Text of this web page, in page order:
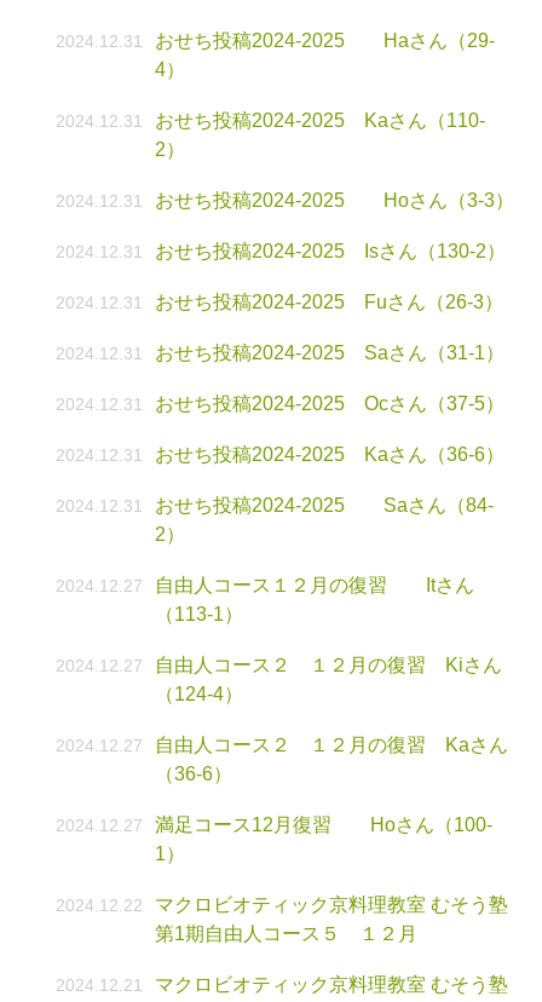
2024.12.31
おせち投稿2024-2025 Haさん（29-
4）
2024.12.31
おせち投稿2024-2025 Kaさん（110-
2）
2024.12.31 おせち投稿2024-2025 Hoさん（3-3）
2024.12.31 おせち投稿2024-2025 Isさん（130-2）
2024.12.31 おせち投稿2024-2025 Fuさん（26-3）
2024.12.31 おせち投稿2024-2025 Saさん（31-1）
2024.12.31 おせち投稿2024-2025 Ocさん（37-5）
2024.12.31 おせち投稿2024-2025 Kaさん（36-6）
2024.12.31
おせち投稿2024-2025 Saさん（84-
2）
2024.12.27
自由人コース１２月の復習 Itさん
（113-1）
2024.12.27
自由人コース２ １２月の復習 Kiさん
（124-4）
2024.12.27
自由人コース２ １２月の復習 Kaさん
（36-6）
2024.12.27
満足コース12月復習 Hoさん（100-
1）
2024.12.22
マクロビオティック京料理教室 むそう塾
第1期自由人コース５ １２月
2024.12.21
マクロビオティック京料理教室 むそう塾